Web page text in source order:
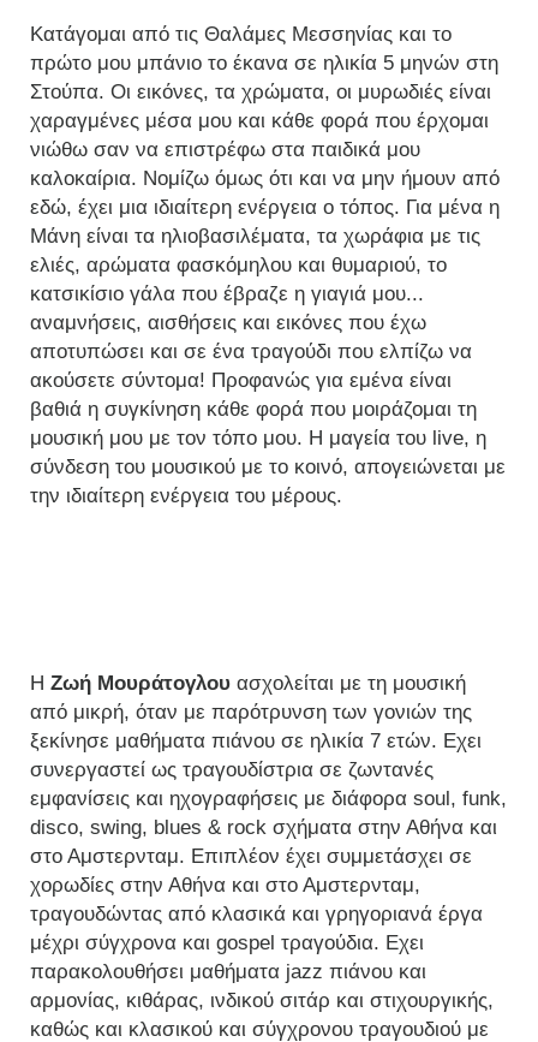
Κατάγομαι από τις Θαλάμες Μεσσηνίας και το
πρώτο μου μπάνιο το έκανα σε ηλικία 5 μηνών στη
Στούπα. Οι εικόνες, τα χρώματα, οι μυρωδιές είναι
χαραγμένες μέσα μου και κάθε φορά που έρχομαι
νιώθω σαν να επιστρέφω στα παιδικά μου
καλοκαίρια. Νομίζω όμως ότι και να μην ήμουν από
εδώ, έχει μια ιδιαίτερη ενέργεια ο τόπος. Για μένα η
Μάνη είναι τα ηλιοβασιλέματα, τα χωράφια με τις
ελιές, αρώματα φασκόμηλου και θυμαριού, το
κατσικίσιο γάλα που έβραζε η γιαγιά μου...
αναμνήσεις, αισθήσεις και εικόνες που έχω
αποτυπώσει και σε ένα τραγούδι που ελπίζω να
ακούσετε σύντομα! Προφανώς για εμένα είναι
βαθιά η συγκίνηση κάθε φορά που μοιράζομαι τη
μουσική μου με τον τόπο μου. Η μαγεία του live, η
σύνδεση του μουσικού με το κοινό, απογειώνεται με
την ιδιαίτερη ενέργεια του μέρους.
Η Ζωή Μουράτογλου ασχολείται με τη μουσική
από μικρή, όταν με παρότρυνση των γονιών της
ξεκίνησε μαθήματα πιάνου σε ηλικία 7 ετών. Εχει
συνεργαστεί ως τραγουδίστρια σε ζωντανές
εμφανίσεις και ηχογραφήσεις με διάφορα soul, funk,
disco, swing, blues & rock σχήματα στην Αθήνα και
στο Αμστερνταμ. Επιπλέον έχει συμμετάσχει σε
χορωδίες στην Αθήνα και στο Αμστερνταμ,
τραγουδώντας από κλασικά και γρηγοριανά έργα
μέχρι σύγχρονα και gospel τραγούδια. Εχει
παρακολουθήσει μαθήματα jazz πιάνου και
αρμονίας, κιθάρας, ινδικού σιτάρ και στιχουργικής,
καθώς και κλασικού και σύγχρονου τραγουδιού με